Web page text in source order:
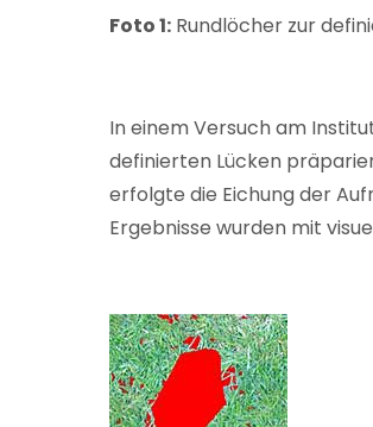
Foto 1: Rundlöcher zur
In einem Versuch am
definierten Lücken
erfolgte die Eichung der
Ergebnisse wurden mit